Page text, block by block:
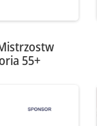
55+